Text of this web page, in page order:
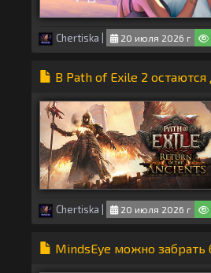
Chertiska 20 июля 2026 г
В Path of Exile 2
Chertiska 20 июля 2026 г
MindsEye можно забрать